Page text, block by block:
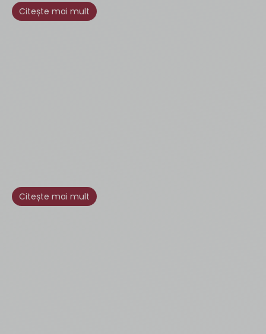
Citește mai mult
Citește mai mult